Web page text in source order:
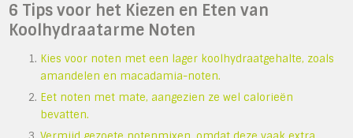
6 Tips voor het Kiezen en Eten van
Koolhydraatarme Noten
Kies voor noten met een lager koolhydraatgehalte, zoals
amandelen en macadamia-noten.
Eet noten met mate, aangezien ze wel calorieën
bevatten.